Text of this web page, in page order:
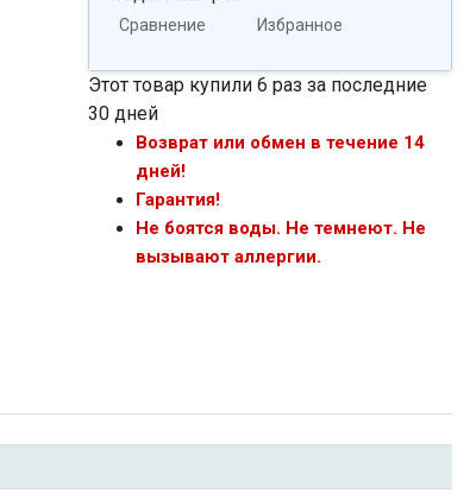
Сравнение Избранное
Этот товар купили 6 раз за последние
30 дней
Возврат или обмен в течение 14
дней!
Гарантия!
Не боятся воды. Не темнеют. Не
вызывают аллергии.